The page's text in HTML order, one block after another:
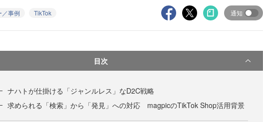
／事例 TikTok 通知
目次
ナハトが仕掛ける「ジャンルレス」なD2C戦略
求められる「検索」から「発見」への対応 magpicのTikTok Shop活用背景